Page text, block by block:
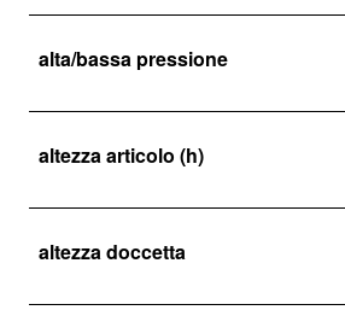
alta/bassa pressione
altezza articolo (h)
altezza doccetta